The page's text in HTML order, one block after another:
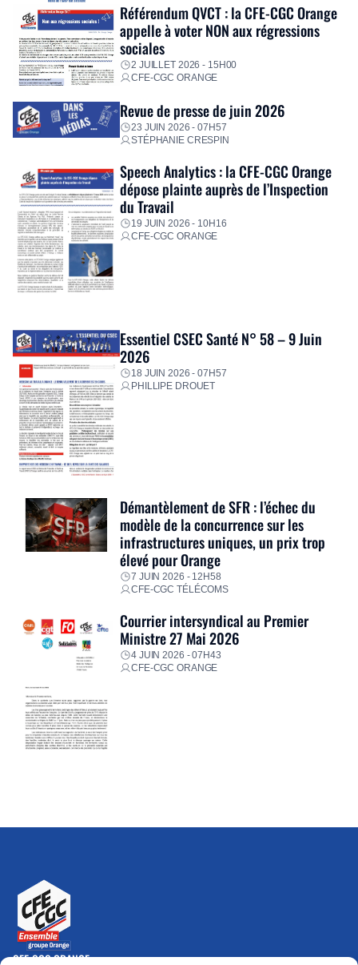
Référendum QVCT : la CFE-CGC Orange
appelle à voter NON aux régressions
sociales
2 JUILLET 2026 - 15H00
CFE-CGC ORANGE
Revue de presse de juin 2026
23 JUIN 2026 - 07H57
STÉPHANIE CRESPIN
Speech Analytics : la CFE-CGC Orange
dépose plainte auprès de l’Inspection
du Travail
19 JUIN 2026 - 10H16
CFE-CGC ORANGE
Essentiel CSEC Santé N° 58 – 9 Juin
2026
18 JUIN 2026 - 07H57
PHILLIPE DROUET
Démantèlement de SFR : l’échec du
modèle de la concurrence sur les
infrastructures uniques, un prix trop
élevé pour Orange
7 JUIN 2026 - 12H58
CFE-CGC TÉLÉCOMS
Courrier intersyndical au Premier
Ministre 27 Mai 2026
4 JUIN 2026 - 07H43
CFE-CGC ORANGE
CFE-CGC ORANGE